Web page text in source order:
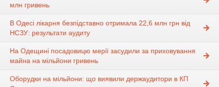
млн гривень
В Одесі лікарня безпідставно отримала 22,6 млн грн від
НСЗУ: результати аудиту
На Одещині посадовицю мерії засудили за приховування
майна на мільйони гривень
Оборудки на мільйони: що виявили держаудитори в КП